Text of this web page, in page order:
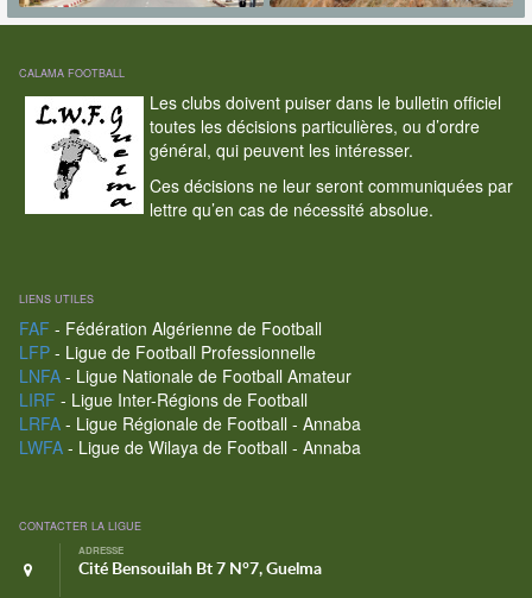
CALAMA FOOTBALL
Les clubs doivent puiser dans le bulletin officiel
toutes les décisions particulières, ou d’ordre
général, qui peuvent les intéresser.
Ces décisions ne leur seront communiquées par
lettre qu’en cas de nécessité absolue.
LIENS UTILES
FAF - Fédération Algérienne de Football
LFP- Ligue de Football Professionnelle
LNFA- Ligue Nationale de Football Amateur
LIRF - Ligue Inter-Régions de Football
LRFA- Ligue Régionale de Football - Annaba
LWFA- Ligue de Wilaya de Football - Annaba
CONTACTER LA LIGUE
ADRESSE
Cité Bensouilah Bt 7 N°7, Guelma